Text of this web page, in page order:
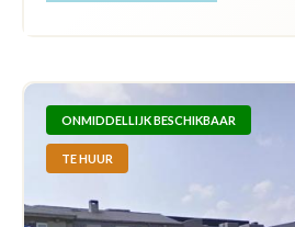
ONMIDDELLIJK BESCHIKBAAR
TE HUUR